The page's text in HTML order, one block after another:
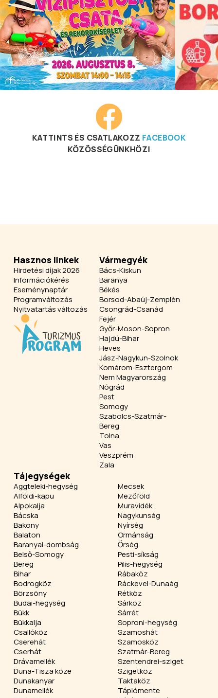
KATTINTS ÉS CSATLAKOZZ FACEBOOK
KÖZÖSSÉGÜNKHÖZ!
Hasznos linkek
Hirdetési díjak 2026
Információkérés
Eseménynaptár
Programváltozás
Nyitvatartás változás
Vármegyék
Bács-Kiskun
Baranya
Békés
Borsod-Abaúj-Zemplén
Csongrád-Csanád
Fejér
Győr-Moson-Sopron
Hajdú-Bihar
Heves
Jász-Nagykun-Szolnok
Komárom-Esztergom
Nem Magyarország
Nógrád
Pest
Somogy
Szabolcs-Szatmár-
Bereg
Tolna
Vas
Veszprém
Zala
Tájegységek
Aggteleki-hegység
Alföldi-kapu
Alpokalja
Bácska
Bakony
Balaton
Baranyai-dombság
Belső-Somogy
Bereg
Bihar
Bodrogköz
Börzsöny
Budai-hegység
Bükk
Bükkalja
Csallóköz
Cserehát
Cserhát
Drávamellék
Duna-Tisza köze
Dunakanyar
Dunamellék
Mecsek
Mezőföld
Muravidék
Nagykunság
Nyírség
Ormánság
Őrség
Pesti-síkság
Pilis-hegység
Rábaköz
Ráckevei-Dunaág
Rétköz
Sárköz
Sárrét
Soproni-hegység
Szamoshát
Szamosköz
Szatmár-Bereg
Szentendrei-sziget
Szigetköz
Taktaköz
Tápiómente